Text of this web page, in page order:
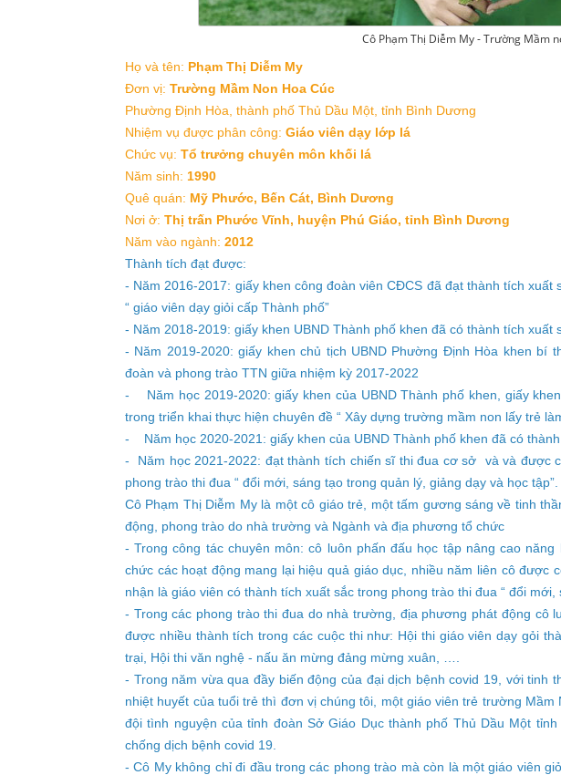
Cô Phạm Thị Diễm My - Trường Mầm
Họ và tên: Phạm Thị Diễm My
Đơn vị: Trường Mầm Non Hoa Cúc
Phường Định Hòa, thành phố Thủ Dầu Một, tỉnh Bình Dương
Nhiệm vụ được phân công: Giáo viên dạy lớp lá
Chức vụ: Tổ trưởng chuyên môn khối lá
Năm sinh: 1990
Quê quán: Mỹ Phước, Bến Cát, Bình Dương
Nơi ở: Thị trấn Phước Vĩnh, huyện Phú Giáo, tỉnh Bình Dương
Năm vào ngành: 2012
Thành tích đạt được:
- Năm 2016-2017: giấy khen công đoàn viên CĐCS đã đạt thành tích
“ giáo viên dạy giỏi cấp Thành phố”
- Năm 2018-2019: giấy khen UBND Thành phố khen đã có thành tích xuất
- Năm 2019-2020: giấy khen chủ tịch UBND Phường Định Hòa khen bí
đoàn và phong trào TTN giữa nhiệm kỳ 2017-2022
- Năm học 2019-2020: giấy khen của UBND Thành phố khen, giấy
trong triển khai thực hiện chuyên đề “ Xây dựng trường mầm non lấy trẻ
- Năm học 2020-2021: giấy khen của UBND Thành phố khen đã có
- Năm học 2021-2022: đạt thành tích chiến sĩ thi đua cơ sở và và được
phong trào thi đua “ đổi mới, sáng tạo trong quản lý, giảng dạy và học tập”.
Cô Phạm Thị Diễm My là một cô giáo trẻ, một tấm gương sáng về tinh
động, phong trào do nhà trường và Ngành và địa phương tổ chức
- Trong công tác chuyên môn: cô luôn phấn đấu học tập nâng cao
chức các hoạt động mang lại hiệu quả giáo dục, nhiều năm liên cô được
nhận là giáo viên có thành tích xuất sắc trong phong trào thi đua “ đổi
- Trong các phong trào thi đua do nhà trường, địa phương phát động cô
được nhiều thành tích trong các cuộc thi như: Hội thi giáo viên dạy gỏi
trại, Hội thi văn nghệ - nấu ăn mừng đảng mừng xuân, ….
- Trong năm vừa qua đầy biến động của đại dịch bệnh covid 19, với tinh
nhiệt huyết của tuổi trẻ thì đơn vị chúng tôi, một giáo viên trẻ trường Mầm
đội tình nguyện của tỉnh đoàn Sở Giáo Dục thành phố Thủ Dầu Một
chống dịch bệnh covid 19.
- Cô My không chỉ đi đầu trong các phong trào mà còn là một giáo viên